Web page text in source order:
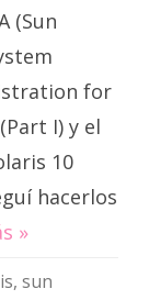
(Sun
for
I) y el
10
hacerlos
»
, sun